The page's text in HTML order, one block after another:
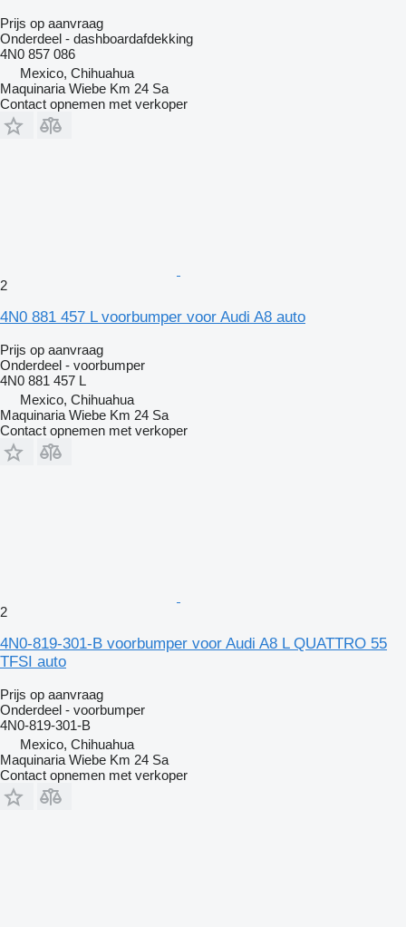
Prijs op aanvraag
Onderdeel - dashboardafdekking
4N0 857 086
Mexico, Chihuahua
Maquinaria Wiebe Km 24 Sa
Contact opnemen met verkoper
2
4N0 881 457 L voorbumper voor Audi A8 auto
Prijs op aanvraag
Onderdeel - voorbumper
4N0 881 457 L
Mexico, Chihuahua
Maquinaria Wiebe Km 24 Sa
Contact opnemen met verkoper
2
4N0-819-301-B voorbumper voor Audi A8 L QUATTRO 55
TFSI auto
Prijs op aanvraag
Onderdeel - voorbumper
4N0-819-301-B
Mexico, Chihuahua
Maquinaria Wiebe Km 24 Sa
Contact opnemen met verkoper